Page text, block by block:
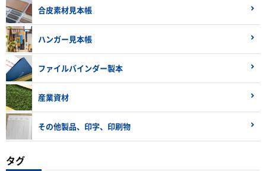
合皮素材見本帳
ハンガー見本帳
ファイルバインダー製本
産業資材
その他製品、印字、印刷物
タグ